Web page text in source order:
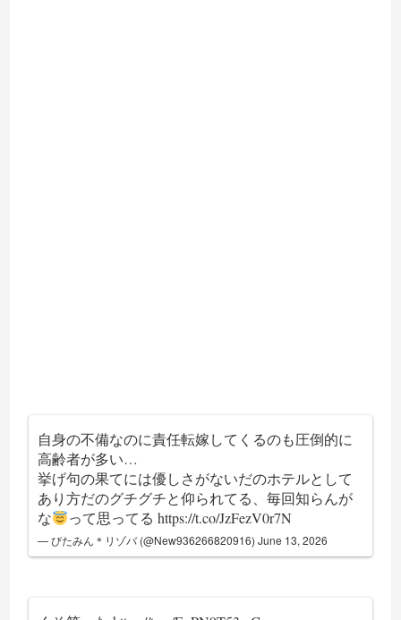
自身の不備なのに責任転嫁してくるのも圧倒的に
高齢者が多い…
挙げ句の果てには優しさがないだのホテルとして
あり方だのグチグチと仰られてる、毎回知らんが
な
って思ってるhttps://t.co/JzFezV0r7N
— びたみん＊リゾバ (@New936266820916)June 13, 2026